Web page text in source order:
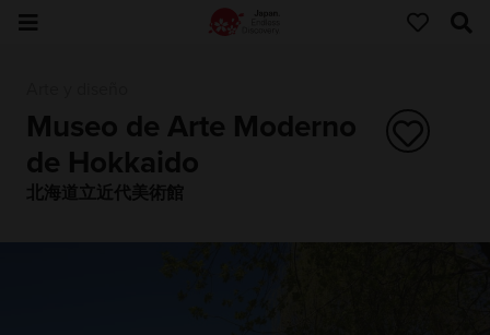
Museo de Arte Moderno
de Hokkaido
北海道立近代美術館